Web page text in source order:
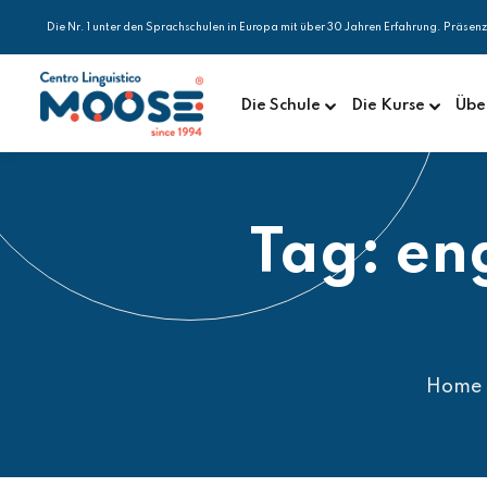
Die Nr. 1 unter den Sprachschulen in Europa mit über 30 Jahren Erfahrung.
Die Schule Die Kurse
Tag:
Home